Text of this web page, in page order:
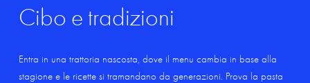
Cibo e tradizioni
Entra in una trattoria nascosta, dove il menu cambia in base alla
stagione e le ricette si tramandano da generazioni. Prova la pasta